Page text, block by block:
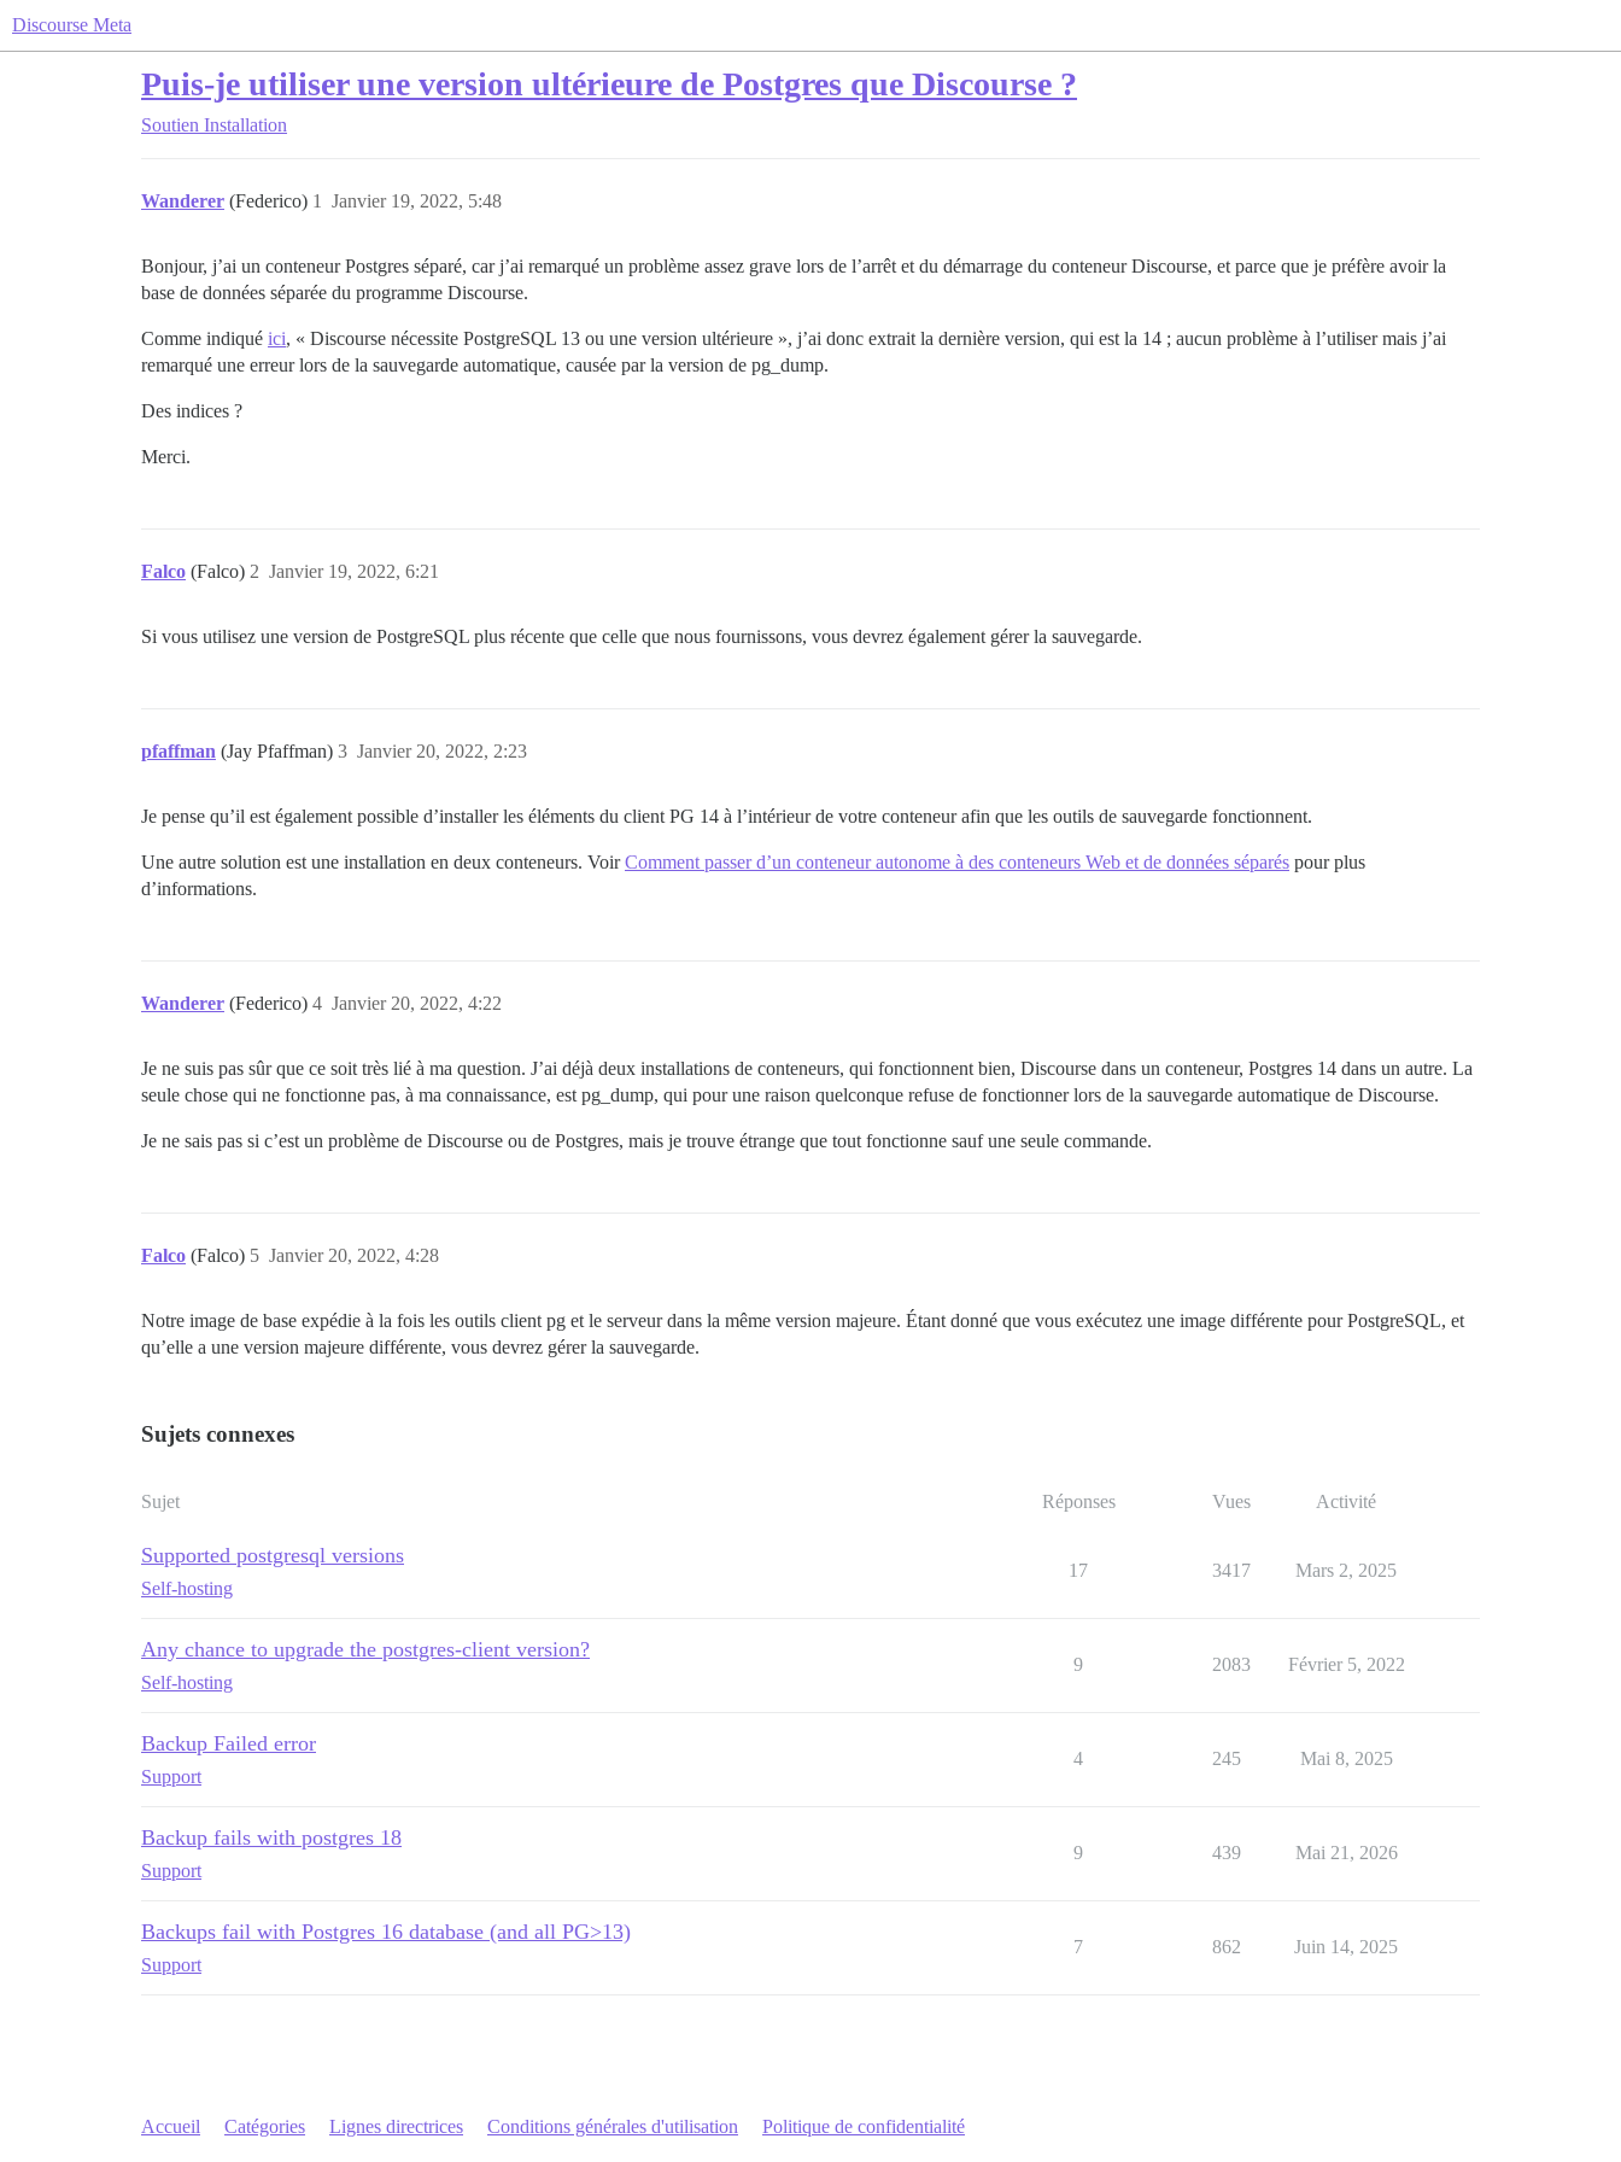
Discourse Meta
Puis-je utiliser une version ultérieure de Postgres que Discourse ?
Soutien Installation
Wanderer (Federico) Janvier 19, 2022, 5:48
1
Bonjour, j’ai un conteneur Postgres séparé, car j’ai remarqué un problème assez grave lors de l’arrêt et du démarrage du conteneur Discourse, et parce que je préfère avoir la
base de données séparée du programme Discourse.
Comme indiqué ici, « Discourse nécessite PostgreSQL 13 ou une version ultérieure », j’ai donc extrait la dernière version, qui est la 14 ; aucun problème à l’utiliser mais j’ai
remarqué une erreur lors de la sauvegarde automatique, causée par la version de pg_dump.
Des indices ?
Merci.
Falco (Falco) Janvier 19, 2022, 6:21
2
Si vous utilisez une version de PostgreSQL plus récente que celle que nous fournissons, vous devrez également gérer la sauvegarde.
pfaffman (Jay Pfaffman) Janvier 20, 2022, 2:23
3
Je pense qu’il est également possible d’installer les éléments du client PG 14 à l’intérieur de votre conteneur afin que les outils de sauvegarde fonctionnent.
Une autre solution est une installation en deux conteneurs. VoirComment passer d’un conteneur autonome à des conteneurs Web et de données séparés pour plus
d’informations.
Wanderer (Federico) Janvier 20, 2022, 4:22
4
Je ne suis pas sûr que ce soit très lié à ma question. J’ai déjà deux installations de conteneurs, qui fonctionnent bien, Discourse dans un conteneur, Postgres 14 dans un autre. La
seule chose qui ne fonctionne pas, à ma connaissance, est pg_dump, qui pour une raison quelconque refuse de fonctionner lors de la sauvegarde automatique de Discourse.
Je ne sais pas si c’est un problème de Discourse ou de Postgres, mais je trouve étrange que tout fonctionne sauf une seule commande.
Falco (Falco) Janvier 20, 2022, 4:28
5
Notre image de base expédie à la fois les outils client pg et le serveur dans la même version majeure. Étant donné que vous exécutez une image différente pour PostgreSQL, et
qu’elle a une version majeure différente, vous devrez gérer la sauvegarde.
Sujets connexes
Sujet Réponses Vues Activité
Supported postgresql versions
Self-hosting
17 3417 Mars 2, 2025
Any chance to upgrade the postgres-client version?
Self-hosting
9 2083 Février 5, 2022
Backup Failed error
Support
4 245 Mai 8, 2025
Backup fails with postgres 18
Support
9 439 Mai 21, 2026
Backups fail with Postgres 16 database (and all PG>13)
Support
7 862 Juin 14, 2025
Accueil Catégories Lignes directrices Conditions générales d'utilisation Politique de confidentialité